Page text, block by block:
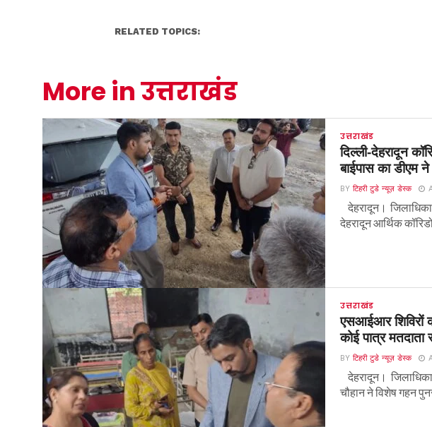
RELATED TOPICS:
More in उत्तराखंड
उत्तराखंड
दिल्ली-देहरादून
बाईपास का डीएम
BYटिहरी टुडे न्यूज़ डेस्क
देहरादून।
देहरादून आर्थिक
उत्तराखंड
एसआईआर शिविरों
कोई पात्र
BYटिहरी टुडे न्यूज़ डेस्क
देहरादून।
चौहान ने विशेष गहन